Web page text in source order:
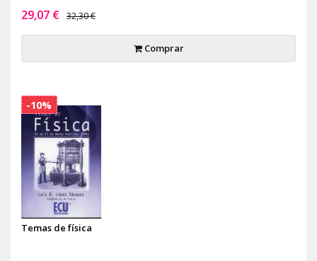
29,07 € 32,30 €
Comprar
Temas de física
-10%